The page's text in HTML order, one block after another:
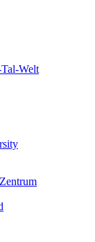
Welt